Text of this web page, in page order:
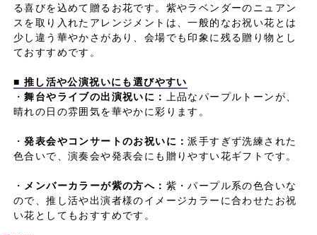
る喜びを込めて贈るお花です。紫やラベンダーのニュアン
スを取り入れたアレンジメントは、一般的なお祝い花とは
少し違う華やかさがあり、会場でも印象に残る贈り物とし
ておすすめです。
■ 推し活や公演祝いにも選びやすい
・舞台やライブの出演祝いに： 上品なパープルトーンが、
晴れの日の雰囲気を華やかに彩ります。
・発表会やコンサートのお祝いに：派手すぎず洗練された
色合いで、演奏会や発表会にも贈りやすい花ギフトです。
・ メンバーカラーが紫の方へ： 紫・パープル系の色合いな
ので、推し活や出演者様のイメージカラーに合わせたお祝
い花としてもおすすめです。